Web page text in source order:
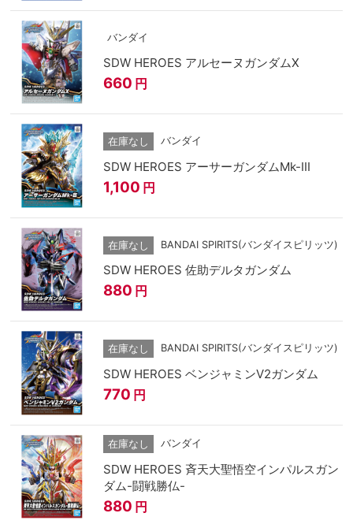
バンダイ
SDW HEROES アルセーヌガンダムX
660 円
在庫なし バンダイ
SDW HEROES アーサーガンダムMk-III
1,100 円
在庫なし BANDAI SPIRITS(バンダイスピリッツ)
SDW HEROES 佐助デルタガンダム
880 円
在庫なし BANDAI SPIRITS(バンダイスピリッツ)
SDW HEROES ベンジャミンV2ガンダム
770 円
在庫なし バンダイ
SDW HEROES 斉天大聖悟空インパルスガン
ダム-闘戦勝仏-
880 円